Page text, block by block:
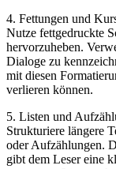
4. Fettungen und
Nutze fettgedruckte
hervorzuheben.
Dialoge zu
mit diesen​
verlieren können.
5. Listen und
Strukturiere längere
oder Aufzählungen.
gibt dem Leser eine